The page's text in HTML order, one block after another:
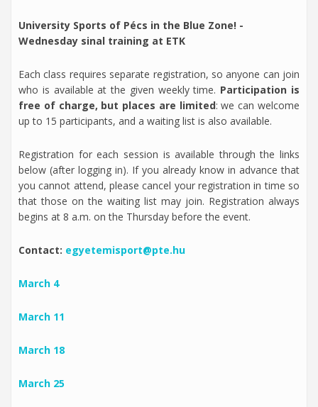
University Sports of Pécs in the Blue Zone! -
Wednesday sinal training at ETK
Each class requires separate registration, so anyone can join
who is available at the given weekly time. Participation is
free of charge, but places are limited: we can welcome
up to 15 participants, and a waiting list is also available.
Registration for each session is available through the links
below (after logging in). If you already know in advance that
you cannot attend, please cancel your registration in time so
that those on the waiting list may join. Registration always
begins at 8 a.m. on the Thursday before the event.
Contact: egyetemisport@pte.hu
March 4
March 11
March 18
March 25